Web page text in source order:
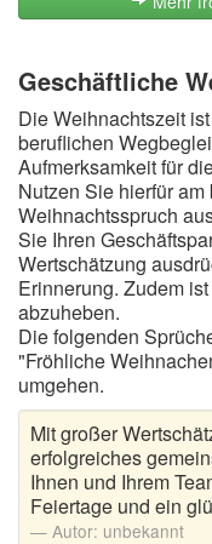
Geschäftliche
Die Weihnachtszeit
beruflichen
Aufmerksamkeit für
Nutzen Sie hierfür
Weihnachtsspruch
Sie Ihren
Wertschätzung
Erinnerung. Zudem
abzuheben.
Die folgenden
"Fröhliche
umgehen.
Mit großer
erfolgreiches
Ihnen und Ihrem
Feiertage und ein
Autor: unbekannt